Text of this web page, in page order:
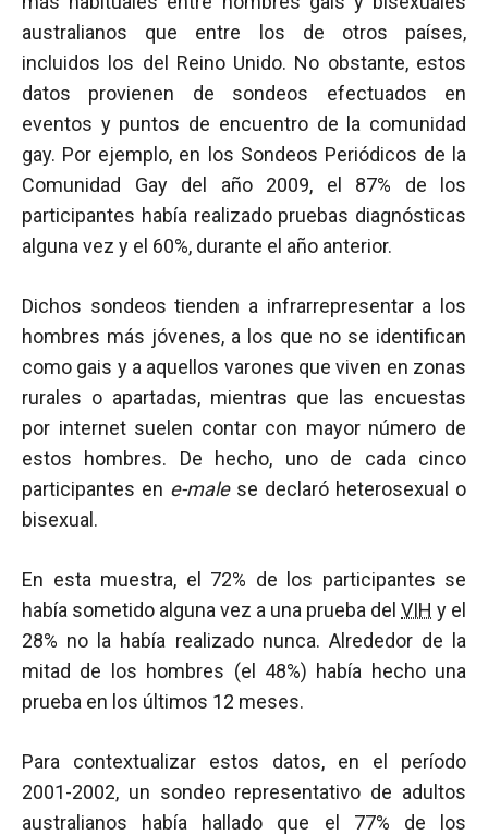
australianos que entre los de otros países,
incluidos los del Reino Unido. No obstante, estos
datos provienen de sondeos efectuados en
eventos y puntos de encuentro de la comunidad
gay. Por ejemplo, en los Sondeos Periódicos de la
Comunidad Gay del año 2009, el 87% de los
participantes había realizado pruebas diagnósticas
alguna vez y el 60%, durante el año anterior.
Dichos sondeos tienden a infrarrepresentar a los
hombres más jóvenes, a los que no se identifican
como gais y a aquellos varones que viven en zonas
rurales o apartadas, mientras que las encuestas
por internet suelen contar con mayor número de
estos hombres. De hecho, uno de cada cinco
participantes en e-malese declaró heterosexual o
bisexual.
En esta muestra, el 72% de los participantes se
había sometido alguna vez a una prueba del VIH y el
28% no la había realizado nunca. Alrededor de la
mitad de los hombres (el 48%) había hecho una
prueba en los últimos 12 meses.
Para contextualizar estos datos, en el período
2001-2002, un sondeo representativo de adultos
australianos había hallado que el 77% de los